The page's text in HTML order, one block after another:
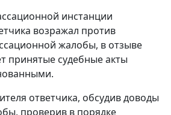
инстанции
возражал против
жалобы, в отзыве
принятые судебные акты
ответчика, обсудив доводы
проверив в порядке